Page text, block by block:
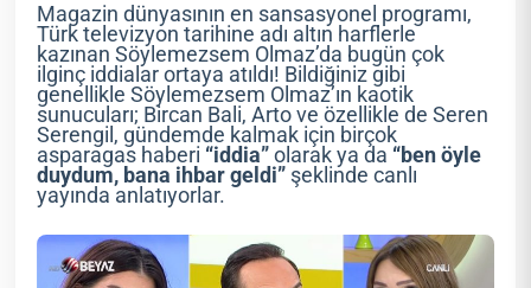
Magazin dünyasının en sansasyonel programı,
Türk televizyon tarihine adı altın harflerle
kazınan Söylemezsem Olmaz’da bugün çok
ilginç iddialar ortaya atıldı! Bildiğiniz gibi
genellikle Söylemezsem Olmaz’ın kaotik
sunucuları; Bircan Bali, Arto ve özellikle de Seren
Serengil, gündemde kalmak için birçok
asparagas haberi “iddia” olarak ya da “ben öyle
duydum, bana ihbar geldi” şeklinde canlı
yayında anlatıyorlar.